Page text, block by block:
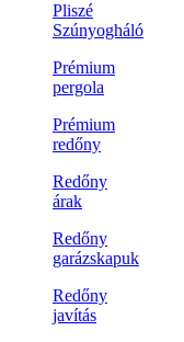
Pliszé
Szúnyogháló
Prémium
pergola
Prémium
redőny
Redőny
árak
Redőny
garázskapuk
Redőny
javítás